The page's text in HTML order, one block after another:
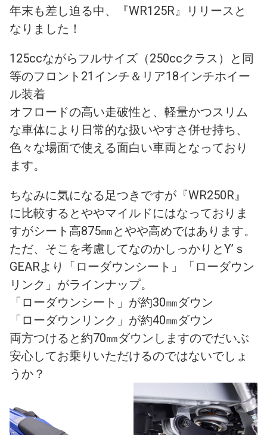
年末も差し迫る中、『WR125R』リリースと
なりました！
125ccながらフルサイズ（250ccクラス）と同
等のフロント21インチ＆リア18インチホイー
ル装着
オフロードの高い走破性と、軽量かつスリム
な車体により日常的な扱いやすさ併せ持ち、
色々な場面で使える面白い車両となっており
ます。
ちなみに気になる足つきですが『WR250R』
に比較するとややマイルドにはなっておりま
すがシート高875㎜とやや高めではあります。
ただ、そこを考慮してなのかしっかりとY’ｓ
GEARより「ローダウンシート」「ローダウン
リンク」がラインナップ。
「ローダウンシート」が約30㎜ダウン
「ローダウンリンク」が約40㎜ダウン
両方つけると約70㎜ダウンしますのでだいぶ
安心してお乗りいただけるのではないでしょ
うか？